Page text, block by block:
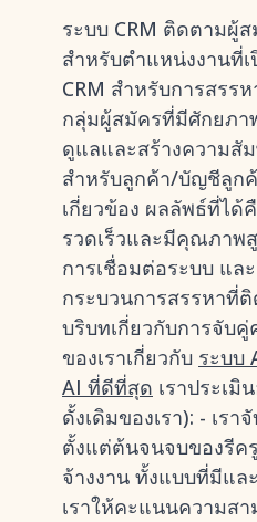
ระบบ CRM ติดตามผู้
สำหรับตำแหน่งงานที่
CRM สำหรับการสรร
กลุ่มผู้สมัครที่มีศักยภา
ดูแลและสร้างความสั
สำหรับลูกค้า/บัญชีลูก
เกี่ยวข้อง ผลลัพธ์ที่ได้
รวดเร็วและมีคุณภาพ
การเชื่อมต่อระบบ แล
กระบวนการสรรหาที่
บริบทเกี่ยวกับการจับ
ของเราเกี่ยวกับ ระบบ
AI ที่ดีที่สุด เราประเมิ
ดั้งเดิมของเรา): - เรา
ตั้งแต่ต้นจนจบของรีค
จ้างงาน ทั้งแบบที่มีแ
เราให้คะแนนความสา